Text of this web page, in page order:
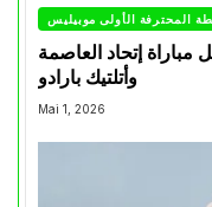
المحترفة الأولى موبيليس
مباراة إتحاد العاصمة
وأتلتيك بارادو
Mai 1, 2026